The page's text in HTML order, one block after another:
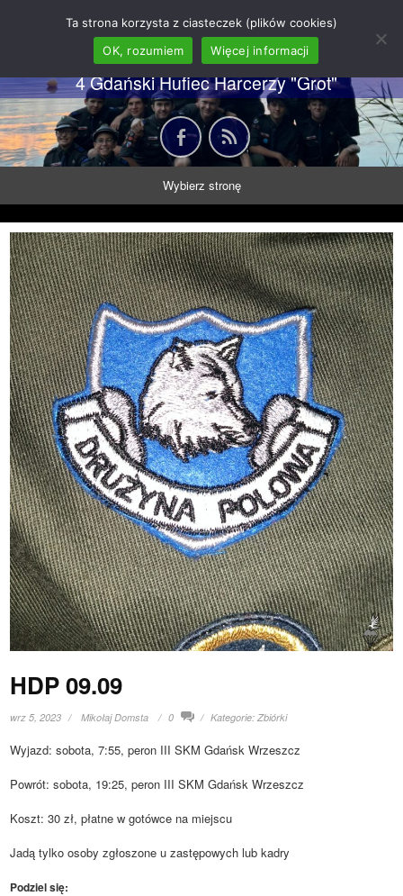
62 GDH "Orkan" im. gen.
Stanisława Sosabowskiego
4 Gdański Hufiec Harcerzy "Grot"
Wybierz stronę
HDP 09.09
wrz 5, 2023 Mikołaj Domsta 0 Kategorie:Zbiórki
Wyjazd: sobota, 7:55, peron III SKM Gdańsk Wrzeszcz
Powrót: sobota, 19:25, peron III SKM Gdańsk Wrzeszcz
Koszt: 30 zł, płatne w gotówce na miejscu
Jadą tylko osoby zgłoszone u zastępowych lub kadry
Podziel się:
Ta strona korzysta z ciasteczek (plików cookies)
OK, rozumiem
Więcej informacji